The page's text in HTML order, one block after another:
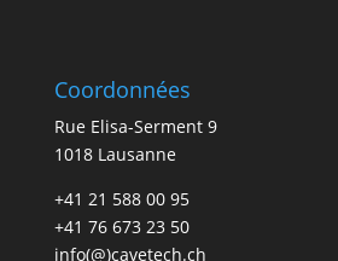
Coordonnées
Rue Elisa-Serment 9
1018 Lausanne
+41 21 588 00 95
+41 76 673 23 50
info(@)cavetech.ch